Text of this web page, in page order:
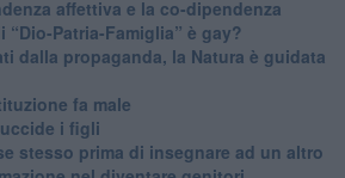
affettiva e la co-dipendenza
Patria-Famiglia” è gay?
dalla propaganda, la Natura è guidata
fa male
i figli
stesso prima di insegnare ad un altro